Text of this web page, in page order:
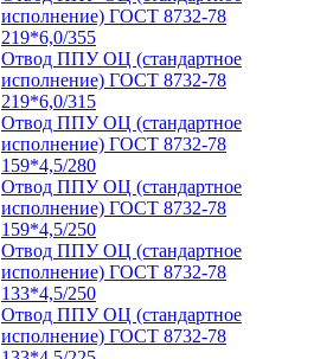
исполнение) ГОСТ 8732-78
219*6,0/355
Отвод ППУ ОЦ (стандартное
исполнение) ГОСТ 8732-78
219*6,0/315
Отвод ППУ ОЦ (стандартное
исполнение) ГОСТ 8732-78
159*4,5/280
Отвод ППУ ОЦ (стандартное
исполнение) ГОСТ 8732-78
159*4,5/250
Отвод ППУ ОЦ (стандартное
исполнение) ГОСТ 8732-78
133*4,5/250
Отвод ППУ ОЦ (стандартное
исполнение) ГОСТ 8732-78